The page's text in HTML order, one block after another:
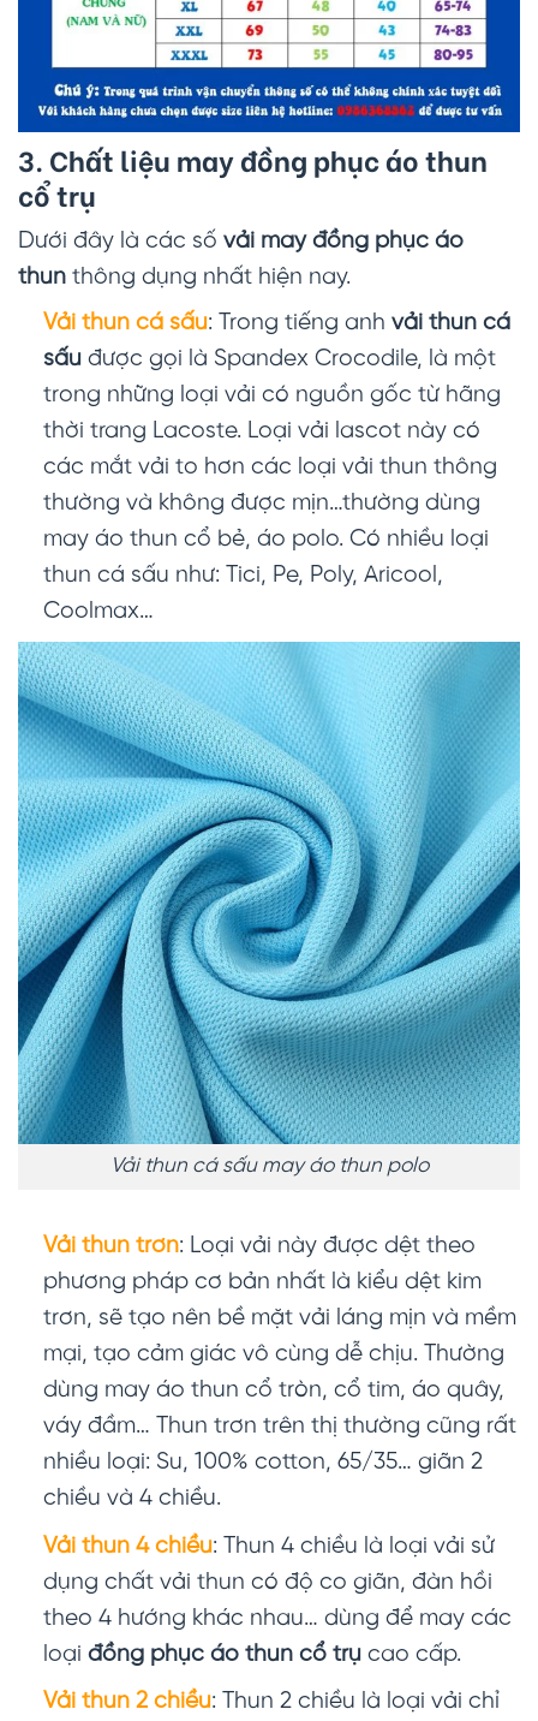
3. Chất liệu may đồng phục áo thun
cổ trụ
Dưới đây là các số vải may đồng phục áo
thun thông dụng nhất hiện nay.
Vải thun cá sấu: Trong tiếng anh vải thun cá
sấuđược gọi là Spandex Crocodile, là một
trong những loại vải có nguồn gốc từ hãng
thời trang Lacoste. Loại vải lascot này có
các mắt vải to hơn các loại vải thun thông
thường và không được mịn…thường dùng
may áo thun cổ bẻ, áo polo. Có nhiều loại
thun cá sấu như: Tici, Pe, Poly, Aricool,
Coolmax…
Vải thun cá sấu may áo thun polo
Vải thun trơn: Loại vải này được dệt theo
phương pháp cơ bản nhất là kiểu dệt kim
trơn, sẽ tạo nên bề mặt vải láng mịn và mềm
mại, tạo cảm giác vô cùng dễ chịu. Thường
dùng may áo thun cổ tròn, cổ tim, áo quây,
váy đầm… Thun trơn trên thị thường cũng rất
nhiều loại: Su, 100% cotton, 65/35… giãn 2
chiều và 4 chiều.
Vải thun 4 chiều: Thun 4 chiều là loại vải sử
dụng chất vải thun có độ co giãn, đàn hồi
theo 4 hướng khác nhau… dùng để may các
loại đồng phục áo thun cổ trụcao cấp.
Vải thun 2 chiều: Thun 2 chiều là loại vải chỉ